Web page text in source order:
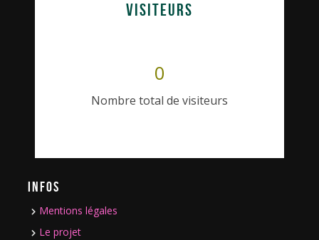
VISITEURS
0
Nombre total de visiteurs
INFOS
Mentions légales
Le projet